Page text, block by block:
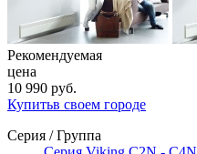
Рекомендуемая
цена
10 990 руб.
Купитьв своем городе
Серия / Группа